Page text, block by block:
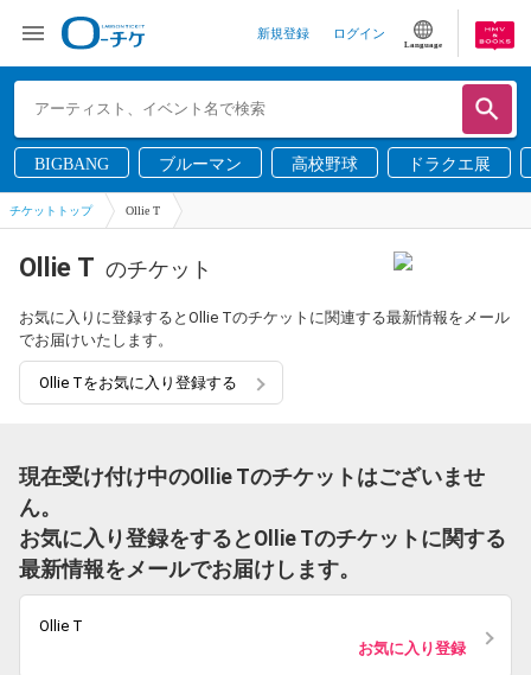
新規登録 ログイン
Language
BIGBANG ブルーマン 高校野球 ドラクエ展
チケットトップ Ollie T
Ollie T のチケット
お気に入りに登録するとOllie Tのチケットに関連する最新情報をメール
でお届けいたします。
Ollie Tをお気に入り登録する
現在受け付け中のOllie Tのチケットはございませ
ん。
お気に入り登録をするとOllie Tのチケットに関する
最新情報をメールでお届けします。
Ollie T
お気に入り登録